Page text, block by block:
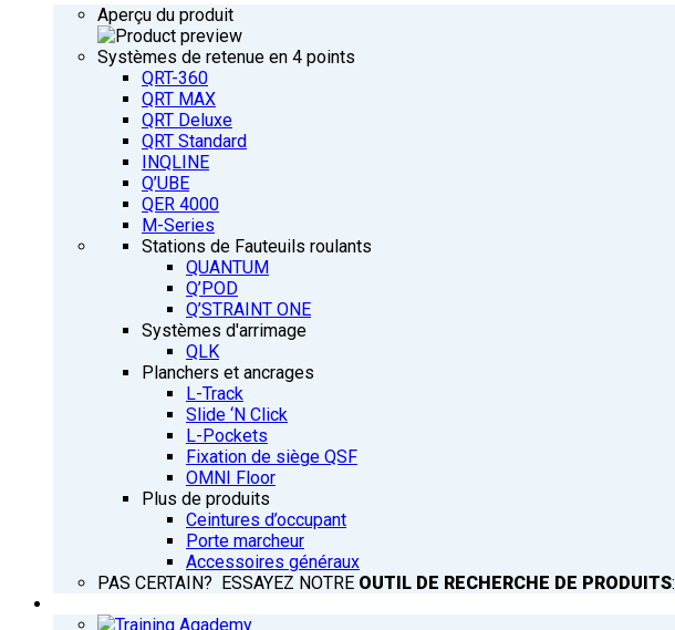
Aperçu du produit
Systèmes de retenue en 4 points
QRT-360
QRT MAX
QRT Deluxe
QRT Standard
INQLINE
Q’UBE
QER 4000
M-Series
Stations de Fauteuils roulants
QUANTUM
Q’POD
Q’STRAINT ONE
Systèmes d'arrimage
QLK
Planchers et ancrages
L-Track
Slide ‘N Click
L-Pockets
Fixation de siège QSF
OMNI Floor
Plus de produits
Ceintures d’occupant
Porte marcheur
Accessoires généraux
PAS CERTAIN? ESSAYEZ NOTRE OUTIL DE RECHERCHE DE PRODUITS: